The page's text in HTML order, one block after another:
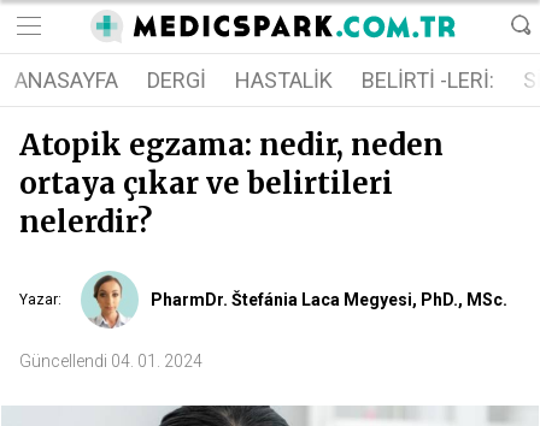
ANASAYFA DERGI HASTALIK BELIRTI -LERI:
Atopik egzama: nedir, neden
ortaya çıkar ve belirtileri
nelerdir?
Yazar: PharmDr. Štefánia Laca Megyesi, PhD., MSc.
Güncellendi 04. 01. 2024